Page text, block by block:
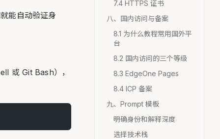
7.4 HTTPS 证书
八、国内访问与备案
8.1 为什么教程常用国外平
台
8.2 国内访问的三个等级
8.3 EdgeOne Pages
8.4 ICP 备案
九、Prompt 模板
明确身份和解释深度
选择技术栈
能自动验证身
或 Git Bash），